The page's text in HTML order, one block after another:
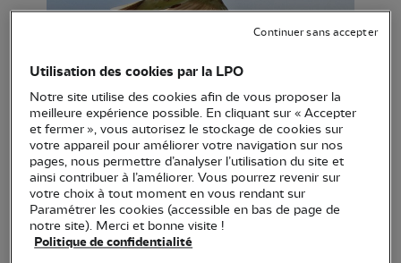
Au lendemain du Congrès mondial de l’Union
internationale de conservation de la nature à
Marseille où il déclarait la main sur le cœur sa
détermination à porter les enjeux de protection de
la biodiversité à hauteur de la bataille engagée
contre le changement climatique, et à la veille de
présider l’Union Européenne, le Président
français s’apprête à autoriser le piégeage
Utilisation des cookies par la LPO
Notre site utilise des cookies afin de vous proposer la
meilleure expérience possible. En cliquant sur « Accepter
et fermer », vous autorisez le stockage de cookies sur
votre appareil pour améliorer votre navigation sur nos
pages, nous permettre d’analyser l’utilisation du site et
ainsi contribuer à l’améliorer. Vous pourrez revenir sur
votre choix à tout moment en vous rendant sur
Paramétrer les cookies (accessible en bas de page de
notre site). Merci et bonne visite !
Politique de confidentialité
Continuer sans accepter